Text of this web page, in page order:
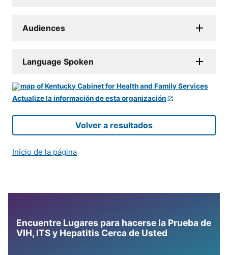
Audiences
Language Spoken
Actualize la información de esta organización
Volver a resultados
Inicio de la página
Encuentre Lugares para hacerse la Prueba de
VIH, ITS y Hepatitis Cerca de Usted